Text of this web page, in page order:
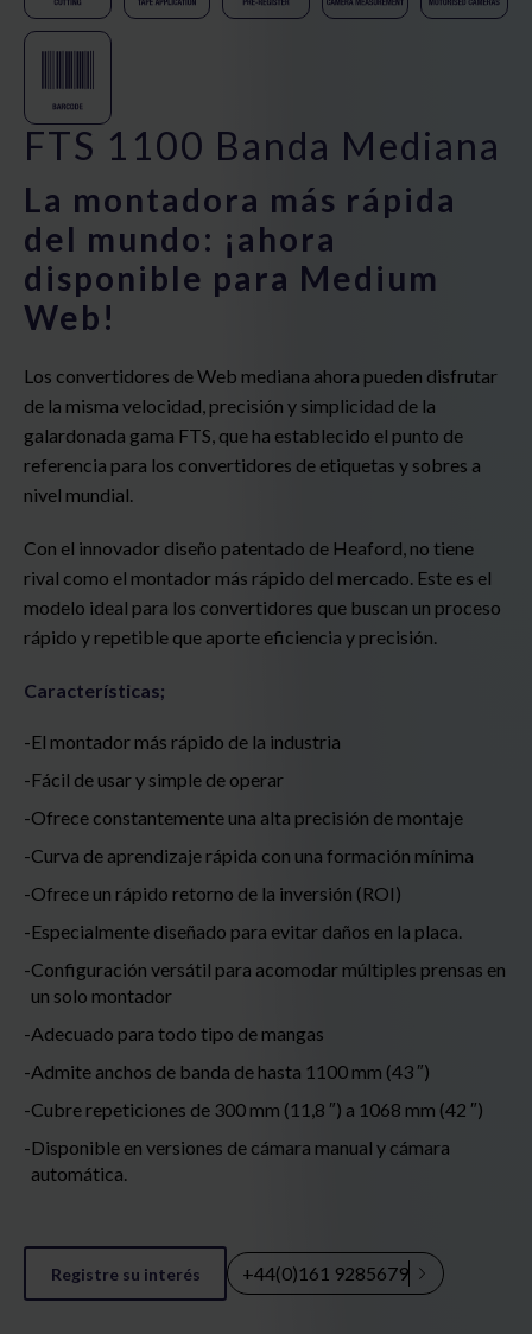
FTS 1100 Banda Mediana
La montadora más rápida
del mundo: ¡ahora
disponible para Medium
Web!
Los convertidores de Web mediana ahora pueden disfrutar
de la misma velocidad, precisión y simplicidad de la
galardonada gama FTS, que ha establecido el punto de
referencia para los convertidores de etiquetas y sobres a
nivel mundial.
Con el innovador diseño patentado de Heaford, no tiene
rival como el montador más rápido del mercado. Este es el
modelo ideal para los convertidores que buscan un proceso
rápido y repetible que aporte eficiencia y precisión.
Características;
El montador más rápido de la industria
Fácil de usar y simple de operar
Ofrece constantemente una alta precisión de montaje
Curva de aprendizaje rápida con una formación mínima
Ofrece un rápido retorno de la inversión (ROI)
Especialmente diseñado para evitar daños en la placa.
Configuración versátil para acomodar múltiples prensas en
un solo montador
Adecuado para todo tipo de mangas
Admite anchos de banda de hasta 1100 mm (43 ″)
Cubre repeticiones de 300 mm (11,8 ″) a 1068 mm (42 ″)
Disponible en versiones de cámara manual y cámara
automática.
Registre su interés +44(0)161 9285679